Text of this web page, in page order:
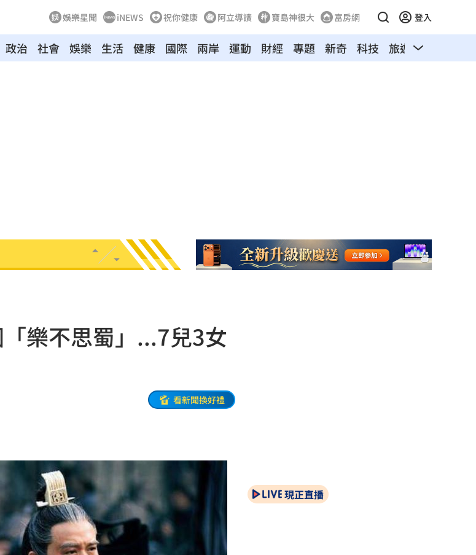
娛樂星聞 iNEWS 祝你健康 阿立導讀 寶島神很大 富房網 登入
政治 社會 娛樂 生活 健康 國際 兩岸 運動 財經 專題 新奇 科技 旅遊 汽車
樂不思蜀」...7兒3女
看新聞換好禮
現正直播